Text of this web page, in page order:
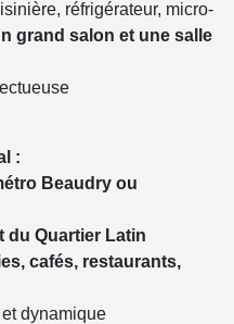
réfrigérateur, micro-
grand salon et une salle
:
Beaudry ou
du Quartier Latin
cafés, restaurants,
dynamique